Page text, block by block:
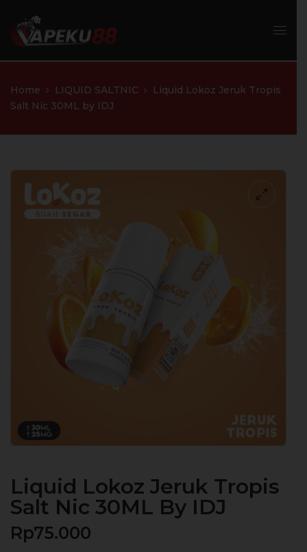
Home LIQUID SALTNIC
Liquid Lokoz Jeruk Tropis
Salt Nic 30ML by IDJ
Liquid Lokoz Jeruk Tropis
Salt Nic 30ML By IDJ
Rp75.000